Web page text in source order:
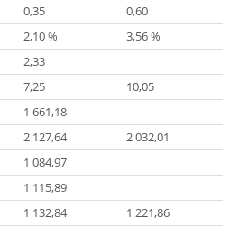
0,35
0,60
2,10 %
3,56 %
2,33
7,25
10,05
1 661,18
2 127,64
2 032,01
1 084,97
1 115,89
1 132,84
1 221,86